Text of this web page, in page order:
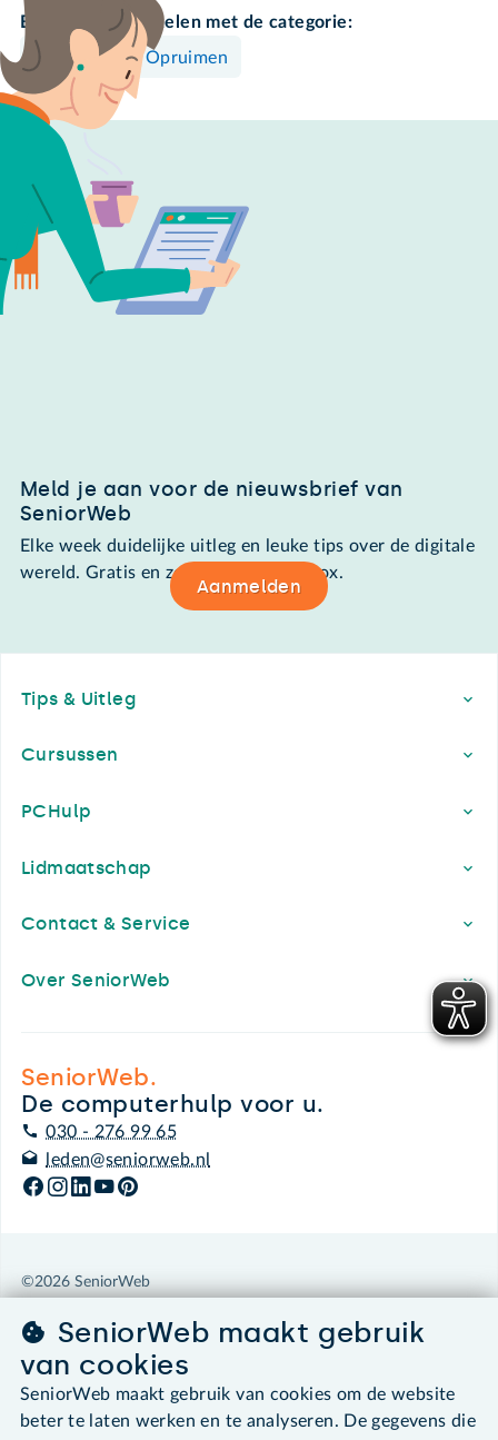
Bekijk meer artikelen met de categorie:
Mac
Opruimen
Meld je aan voor de nieuwsbrief van
SeniorWeb
Elke week duidelijke uitleg en leuke tips over de digitale
wereld. Gratis en zomaar in de mailbox.
Aanmelden
Tips & Uitleg
Cursussen
PCHulp
Lidmaatschap
Contact & Service
Over SeniorWeb
SeniorWeb.
De computerhulp voor u.
030 - 276 99 65
leden@seniorweb.nl
©2026 SeniorWeb
Algemene voorwaarden
Cookies en cookie-instellingen
Disclaimer
About SeniorWeb
SeniorWeb maakt gebruik
van cookies
SeniorWeb maakt gebruik van cookies om de website
beter te laten werken en te analyseren. De gegevens die